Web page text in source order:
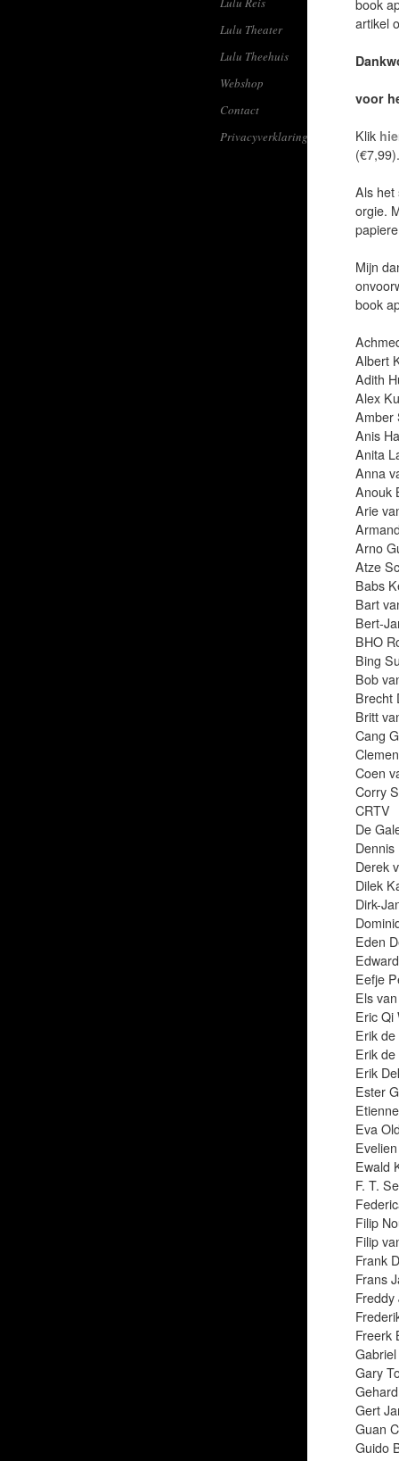
Lulu Theater
Lulu Theehuis
Webshop
Contact
Privacyverklaring
book
artikel
voor
Klik
(€7,99).
Als het
orgie.
Mijn
book
Albert
Adith
Alex
Amber
Anis
Anita
Anna
Anouk
Arie
Arno
Atze
Babs
Bart
Bert-
BHO
Bing
Bob
Brecht
Britt
Cang
Coen
Corry
CRTV
De
Dennis
Derek
Dilek
Dirk-
Eden
Eefje
Els
Eric Qi
Erik
Erik
Erik
Ester
Eva
Ewald
F. T.
Filip
Filip
Frank
Frans
Freddy
Freerk
Gary
Gert
Guan
Guido